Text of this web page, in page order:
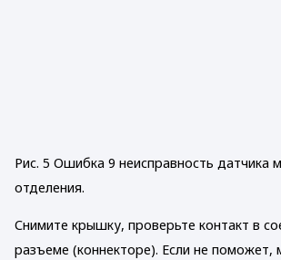
Рис. 5 Ошибка 9 неисправность датчика
отделения.
Снимите крышку, проверьте контакт в
разъеме (коннекторе). Если не поможет,